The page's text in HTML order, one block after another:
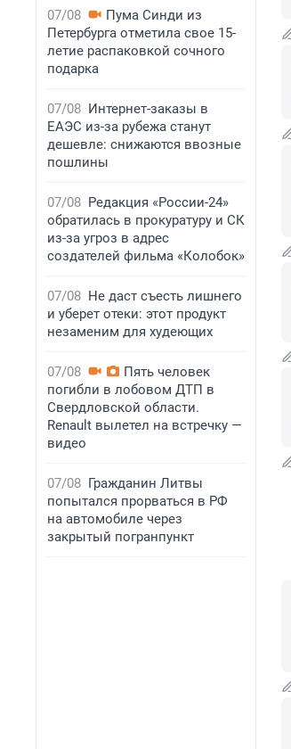
07/08
Пума Синди из
Петербурга отметила свое 15-
летие распаковкой сочного
подарка
07/08 Интернет-заказы в
ЕАЭС из-за рубежа станут
дешевле: снижаются ввозные
пошлины
07/08 Редакция «России-24»
обратилась в прокуратуру и СК
из-за угроз в адрес
создателей фильма «Колобок»
07/08 Не даст съесть лишнего
и уберет отеки: этот продукт
незаменим для худеющих
07/08
Пять человек
погибли в лобовом ДТП в
Свердловской области.
Renault вылетел на встречку —
видео
07/08 Гражданин Литвы
попытался прорваться в РФ
на автомобиле через
закрытый погранпункт